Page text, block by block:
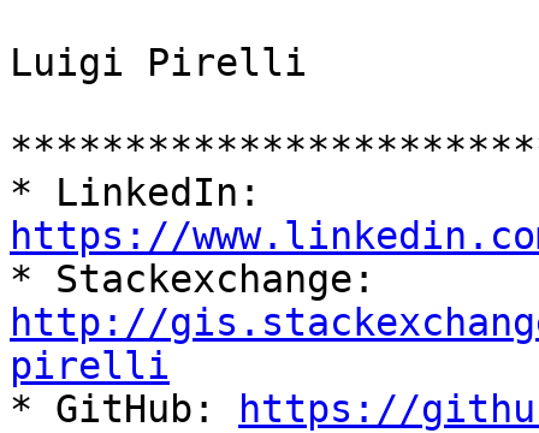
Luigi Pirelli
https://
http://
pirelli
* GitHub:
https://